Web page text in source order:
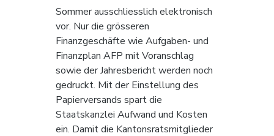
Sommer ausschliesslich elektronisch
vor. Nur die grösseren
Finanzgeschäfte wie Aufgaben- und
Finanzplan AFP mit Voranschlag
sowie der Jahresbericht werden noch
gedruckt. Mit der Einstellung des
Papierversands spart die
Staatskanzlei Aufwand und Kosten
ein. Damit die Kantonsratsmitglieder